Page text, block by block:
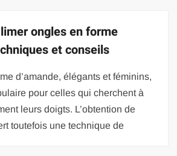
ongles en forme
et conseils
d’amande, élégants et féminins,
pour celles qui cherchent à
leurs doigts. L’obtention de
toutefois une technique de